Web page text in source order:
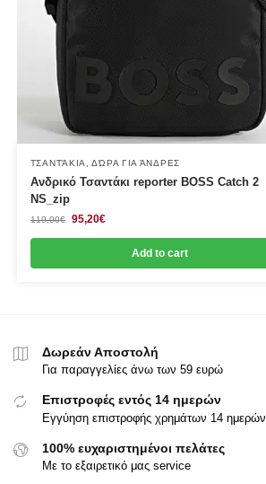
ΤΣΑΝΤΆΚΙΑ ,ΔΏΡΑ ΓΙΑ ΆΝΔΡΕΣ
Ανδρικό Τσαντάκι reporter BOSS Catch 2
NS_zip
119,00€ 95,20€
Add to cart
Δωρεάν Αποστολή
Για παραγγελίες άνω των 59 ευρώ
Επιστροφές εντός 14 ημερών
Εγγύηση επιστροφής χρημάτων 14 ημερών
100% ευχαριστημένοι πελάτες
Με το εξαιρετικό μας service